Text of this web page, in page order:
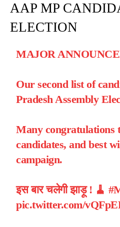
AAP MP
ELECTION
MAJOR
Our second list of
Pradesh Assembly
Many congratulations
candidates, and best
campaign.
इस बार चलेगी झाड़ू ! 🧹
pic.twitter.com/